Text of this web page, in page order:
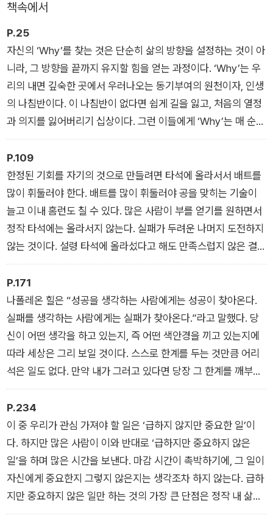
축해야 한다.”는 말과 “빚은 절대 안 된다.”는 좁은 경제관념 속에
서 성장하며, 등록금 때문에 직업군인을 선택할 정도로 힘겨운 청
년기를 보냈다. 그러던 어느 날, 그는 깨달았다.
“가난에서 벗어나기 위해선 내가 먼저 바뀌어야 한다.”
그날 이후 부자들이 쓴 책을 닥치는 대로 읽기 시작했다. 책을 더
읽기 위해 새벽 6시, 아니 4시 30분에 일어나기 시작했다. 이동
하는 짧은 시간에도 오디오북으로 그들의 음성을 들었다. 그렇게
매년 100권의 자기계발서, 경제경영서를 독파하자 삶이 바뀌기
시작했다. 그 결과, 그는 평범한 청년에서 억대 자산가로 거듭났
다. 이처럼 우리의 성공 확률은 0이 아니다. 계속해서 더하고 곱
하면 성공의 확률은 기하급수적으로 불어난다.
《부자들의 서재》는 그가 수년간 독파한 책 중에서 가장 강력한
영향력을 끼친 30권을 엄선해 담은 책이다. 《원씽》, 《10배의 법
칙》, 《비상식적 성공 법칙》, 《타이탄의 도구들》 등 스테디셀러가
된 부자들의 책 30권에서 핵심을 읽어 내고 그것을 삶에 적용하
는 방법을 포착했다. 이 책은 단순히 부자들이 읽는 책을 정리한
요약본이 아니다. 부자들의 철학, 전략, 그리고 행동 방식을 당신
의 삶에 적용할 수 있는 가이드다. 평범한 청년을 부의 선상에 오
르게 만든 비밀을 따라가다 보면 경제적 자유는 더 이상 남의 이
놓은 것처럼, 당신도 이 책을 통해 경제적 자유를 설계할 수 있다.
책속에서
P.25
자신의 ‘Why’를 찾는 것은 단순히 삶의 방향을 설정하는 것이 아
니라, 그 방향을 끝까지 유지할 힘을 얻는 과정이다. ‘Why’는 우
리의 내면 깊숙한 곳에서 우러나오는 동기부여의 원천이자, 인생
의 나침반이다. 이 나침반이 없다면 쉽게 길을 잃고, 처음의 열정
과 의지를 잃어버리기 십상이다. 그런 이들에게 ‘Why’는 매 순간
을 의미 있게 만드는 원동력이다.
― ‘PART 1. 목표의 힘’
P.109
한정된 기회를 자기의 것으로 만들려면 타석에 올라서서 배트를
많이 휘둘러야 한다. 배트를 많이 휘둘러야 공을 맞히는 기술이
늘고 이내 홈런도 칠 수 있다. 많은 사람이 부를 얻기를 원하면서
정작 타석에는 올라서지 않는다. 실패가 두려운 나머지 도전하지
않는 것이다. 설령 타석에 올라섰다고 해도 만족스럽지 않은 결과
에 한두 번 배트를 휘둘러보고 타석에서 내려온다. 《부자의 그
릇》에서도 노인은 에이스케에게 스스로에 대한 비난보다는 될 때
까지 배트를 휘두르는 경험이 중요하다는 것을 강조한다. 즉, 성
공과 부는 많이 경험해 봐야 얻을 수 있다는 것이다. 많이 시도하
고, 다양한 경험을 쌓게 되면 언젠가는 그 경험이 엮여서 새로운
기회와 가치를 창출한다.
― ‘PART 2. 부의 힘’
P.171
나폴레온 힐은 “성공을 생각하는 사람에게는 성공이 찾아온다.
실패를 생각하는 사람에게는 실패가 찾아온다.”라고 말했다. 당
신이 어떤 생각을 하고 있는지, 즉 어떤 색안경을 끼고 있는지에
따라 세상은 그리 보일 것이다. 스스로 한계를 두는 것만큼 어리
석은 일도 없다. 만약 내가 그러고 있다면 당장 그 한계를 깨부수
자. 그리고 새롭게 ‘나도 할 수 있다’, ‘변할 수 있다’라는 부자의 프
레임을 쓰자. 프레임을 바꾸면 당신이 하는 모든 생각은 이전의
생각과 달라질 것이고, 지금까지 보이지 않던 것들이 보이기 시작
할 것이다.
― ‘PART 3. 생각의 힘’
P.234
이 중 우리가 관심 가져야 할 일은 ‘급하지 않지만 중요한 일’이
다. 하지만 많은 사람이 이와 반대로 ‘급하지만 중요하지 않은
일’을 하며 많은 시간을 보낸다. 마감 시간이 촉박하기에, 그 일이
자신에게 중요한지 그렇지 않은지는 생각조차 하지 않는다. 급하
지만 중요하지 않은 일만 하는 것의 가장 큰 단점은 정작 내 삶에
도움이 되는 것들이 아니라는 것이다. 우리 일상에서 매일 마주하